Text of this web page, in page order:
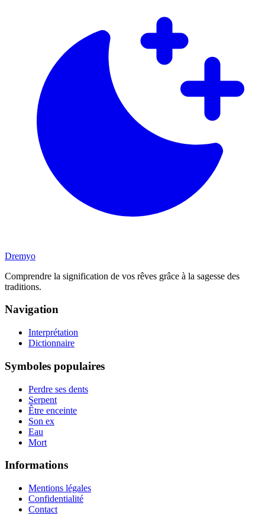
Dremyo
Comprendre la signification de vos rêves grâce à la sagesse des
traditions.
Navigation
Interprétation
Dictionnaire
Symboles populaires
Perdre ses dents
Serpent
Être enceinte
Son ex
Eau
Mort
Informations
Mentions légales
Confidentialité
Contact